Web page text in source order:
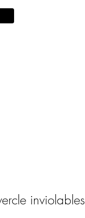
inviolables